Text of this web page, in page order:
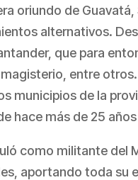
oriundo de
alternativos.
que para
entre
municipios de la
hace más de 25
como militante del
aportando toda su